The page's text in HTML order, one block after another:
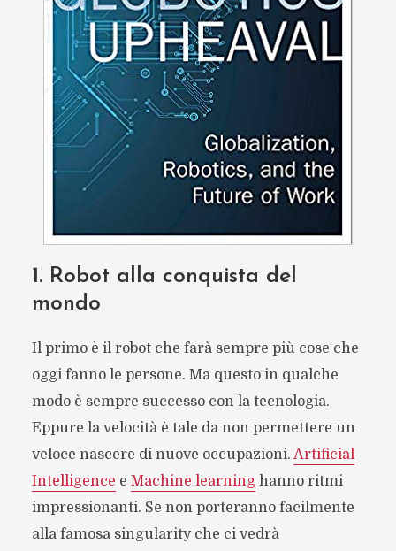
1. Robot alla conquista del
mondo
Il primo è il robot che farà sempre più cose che
oggi fanno le persone. Ma questo in qualche
modo è sempre successo con la tecnologia.
Eppure la velocità è tale da non permettere un
veloce nascere di nuove occupazioni. Artificial
Intelligence e Machine learninghanno ritmi
impressionanti. Se non porteranno facilmente
alla famosa singularity che ci vedrà